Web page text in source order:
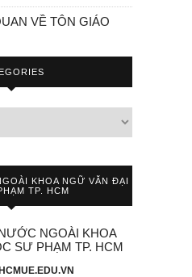
VỀ TÔN GIÁO
KHOA NGỮ VĂN ĐẠI
TP. HCM